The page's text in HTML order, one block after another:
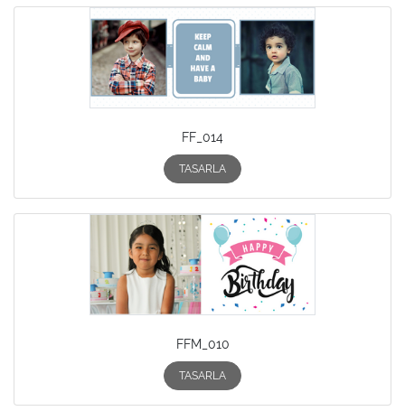
FF_014
TASARLA
FFM_010
TASARLA